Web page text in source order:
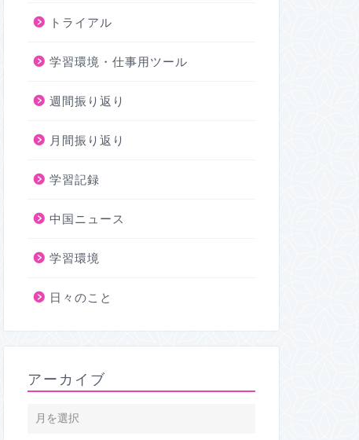
トライアル
学習環境・仕事用ツール
週間振り返り
月間振り返り
学習記録
中国ニュース
学習環境
日々のこと
アーカイブ